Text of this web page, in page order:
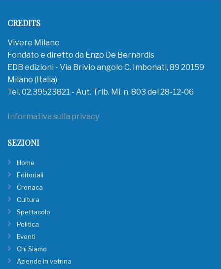
CREDITS
Vivere Milano
Fondato e diretto da Enzo De Bernardis
EDB edizioni - Via Brivio angolo C. Imbonati, 89 20159
Milano (Italia)
Tel. 02.39523821 - Aut. Trib. Mi. n. 803 del 28-12-06
Informativa sulla privacy
SEZIONI
Home
Editoriali
Cronaca
Cultura
Spettacolo
Politica
Eventi
Chi Siamo
Aziende in vetrina